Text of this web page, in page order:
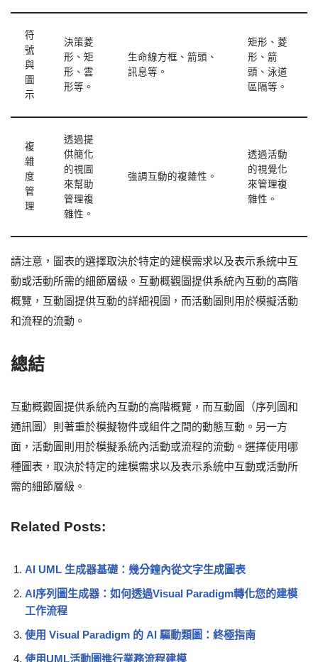
符
號
與
圖
示
決策菱
形、矩
形、雲
形等。
生命線方框、箭頭、
訊息等。
矩形、菱
形、箭
頭、泳道
區隔等。
複
雜
度
管
理
透過提
供簡化
的視圖
來幫助
管理複
雜性。
強調互動的複雜性。
透過活動
的視覺化
來管理複
雜性。
請注意，圖表的選擇取決於特定的建模需求以及表示系統中互
動或活動所需的細節層級。互動概觀圖提供系統內互動的高階
概覽，互動圖提供互動的詳細視圖，而活動圖則用於模擬活動
和流程的流動。
總結
互動概觀圖提供系統內互動的高階概覽，而互動圖（序列圖和
通訊圖）則著重於模擬物件或組件之間的動態互動。另一方
面，活動圖則用於模擬系統內活動或流程的流動。選擇使用哪
種圖表，取決於特定的建模需求以及表示系統中互動或活動所
需的細節層級。
Related Posts:
AI UML 生成器基礎：幾分鐘內從文字生成圖表
AI序列圖生成器：如何透過Visual Paradigm轉化您的建模
工作流程
使用 Visual Paradigm 的 AI 驅動類圖：終極指南
使用UML活動圖進行業務流程建模